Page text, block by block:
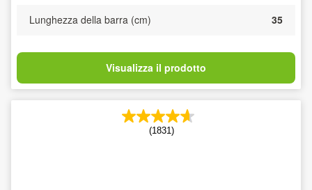
Lunghezza della barra (cm) 35
Visualizza il prodotto
(1831)